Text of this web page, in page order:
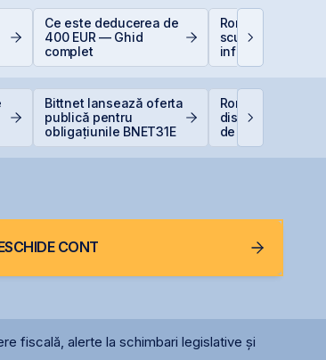
Ce este deducerea de
400 EUR — Ghid
complet
România,
scumpiri în UE:
inflația de 8,4%
erodează
reale pentru
Bittnet lansează oferta
publică pentru
obligațiunile BNET31E
România începe
discuțiile cu
de rating pentru
menținerea
CONT
fiscală, alerte la schimbari legislative și